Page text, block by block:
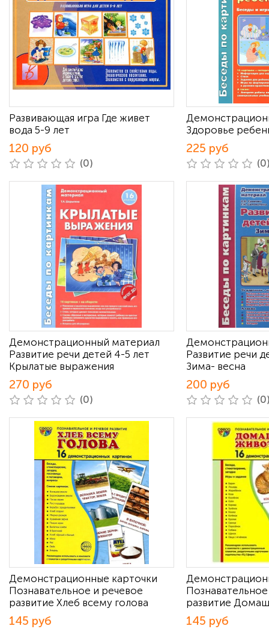
Развивающая игра Где живет
вода 5-9 лет
120 руб
(0)
Здоровье
225 руб
Демонстрационный материал
Развитие речи детей 4-5 лет
Крылатые выражения
270 руб
(0)
Развитие речи
Зима- весна
200 руб
Демонстрационные карточки
Познавательное и речевое
развитие Хлеб всему голова
145 руб
развитие
145 руб